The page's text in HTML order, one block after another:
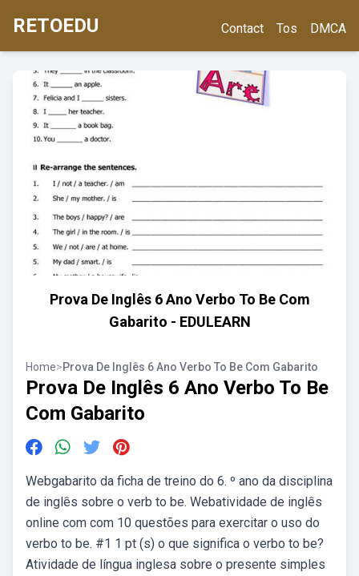
RETOEDU Contact Tos DMCA
Prova De Inglês 6 Ano Verbo To Be Com
Gabarito - EDULEARN
Home>Prova De Inglês 6 Ano Verbo To Be Com Gabarito
Prova De Inglês 6 Ano Verbo To Be
Com Gabarito
Webgabarito da ficha de treino do 6. º ano da disciplina
de inglês sobre o verb to be. Webatividade de inglês
online com com 10 questões para exercitar o uso do
verbo to be. #1 1 pt (s) o que significa o verbo to be?
Atividade de língua inglesa sobre o presente simples